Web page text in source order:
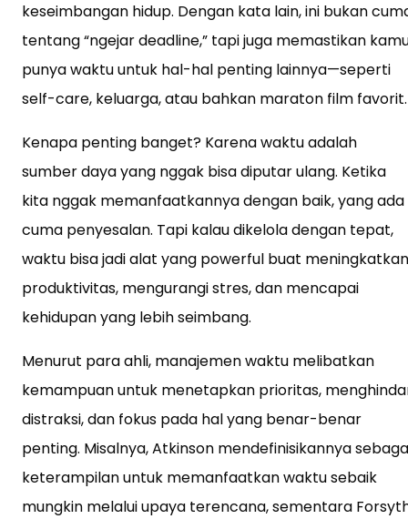
keseimbangan hidup. Dengan kata lain, ini bukan
tentang “ngejar deadline,” tapi juga memastikan
punya waktu untuk hal-hal penting lainnya—seperti
self-care, keluarga, atau bahkan maraton film favorit.
Kenapa penting banget? Karena waktu adalah
sumber daya yang nggak bisa diputar ulang. Ketika
kita nggak memanfaatkannya dengan baik, yang ada
cuma penyesalan. Tapi kalau dikelola dengan tepat,
waktu bisa jadi alat yang powerful buat meningkatkan
produktivitas, mengurangi stres, dan mencapai
kehidupan yang lebih seimbang.
Menurut para ahli, manajemen waktu melibatkan
kemampuan untuk menetapkan prioritas,
distraksi, dan fokus pada hal yang benar-benar
penting. Misalnya, Atkinson mendefinisikannya
keterampilan untuk memanfaatkan waktu sebaik
mungkin melalui upaya terencana, sementara